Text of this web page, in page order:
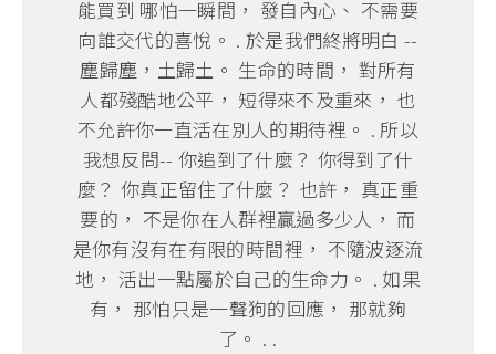
能買到 哪怕一瞬間， 發自內心、 不需要
向誰交代的喜悅。 . 於是我們終將明白 --
塵歸塵，土歸土。 生命的時間， 對所有
人都殘酷地公平， 短得來不及重來， 也
不允許你一直活在別人的期待裡。 . 所以
我想反問-- 你追到了什麼？ 你得到了什
麼？ 你真正留住了什麼？ 也許， 真正重
要的， 不是你在人群裡贏過多少人， 而
是你有沒有在有限的時間裡， 不隨波逐流
地， 活出一點屬於自己的生命力。 . 如果
有， 那怕只是一聲狗的回應， 那就夠
了。 . .